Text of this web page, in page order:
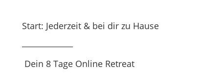
Start: Jederzeit & bei dir zu Hause
Dein 8 Tage Online Retreat